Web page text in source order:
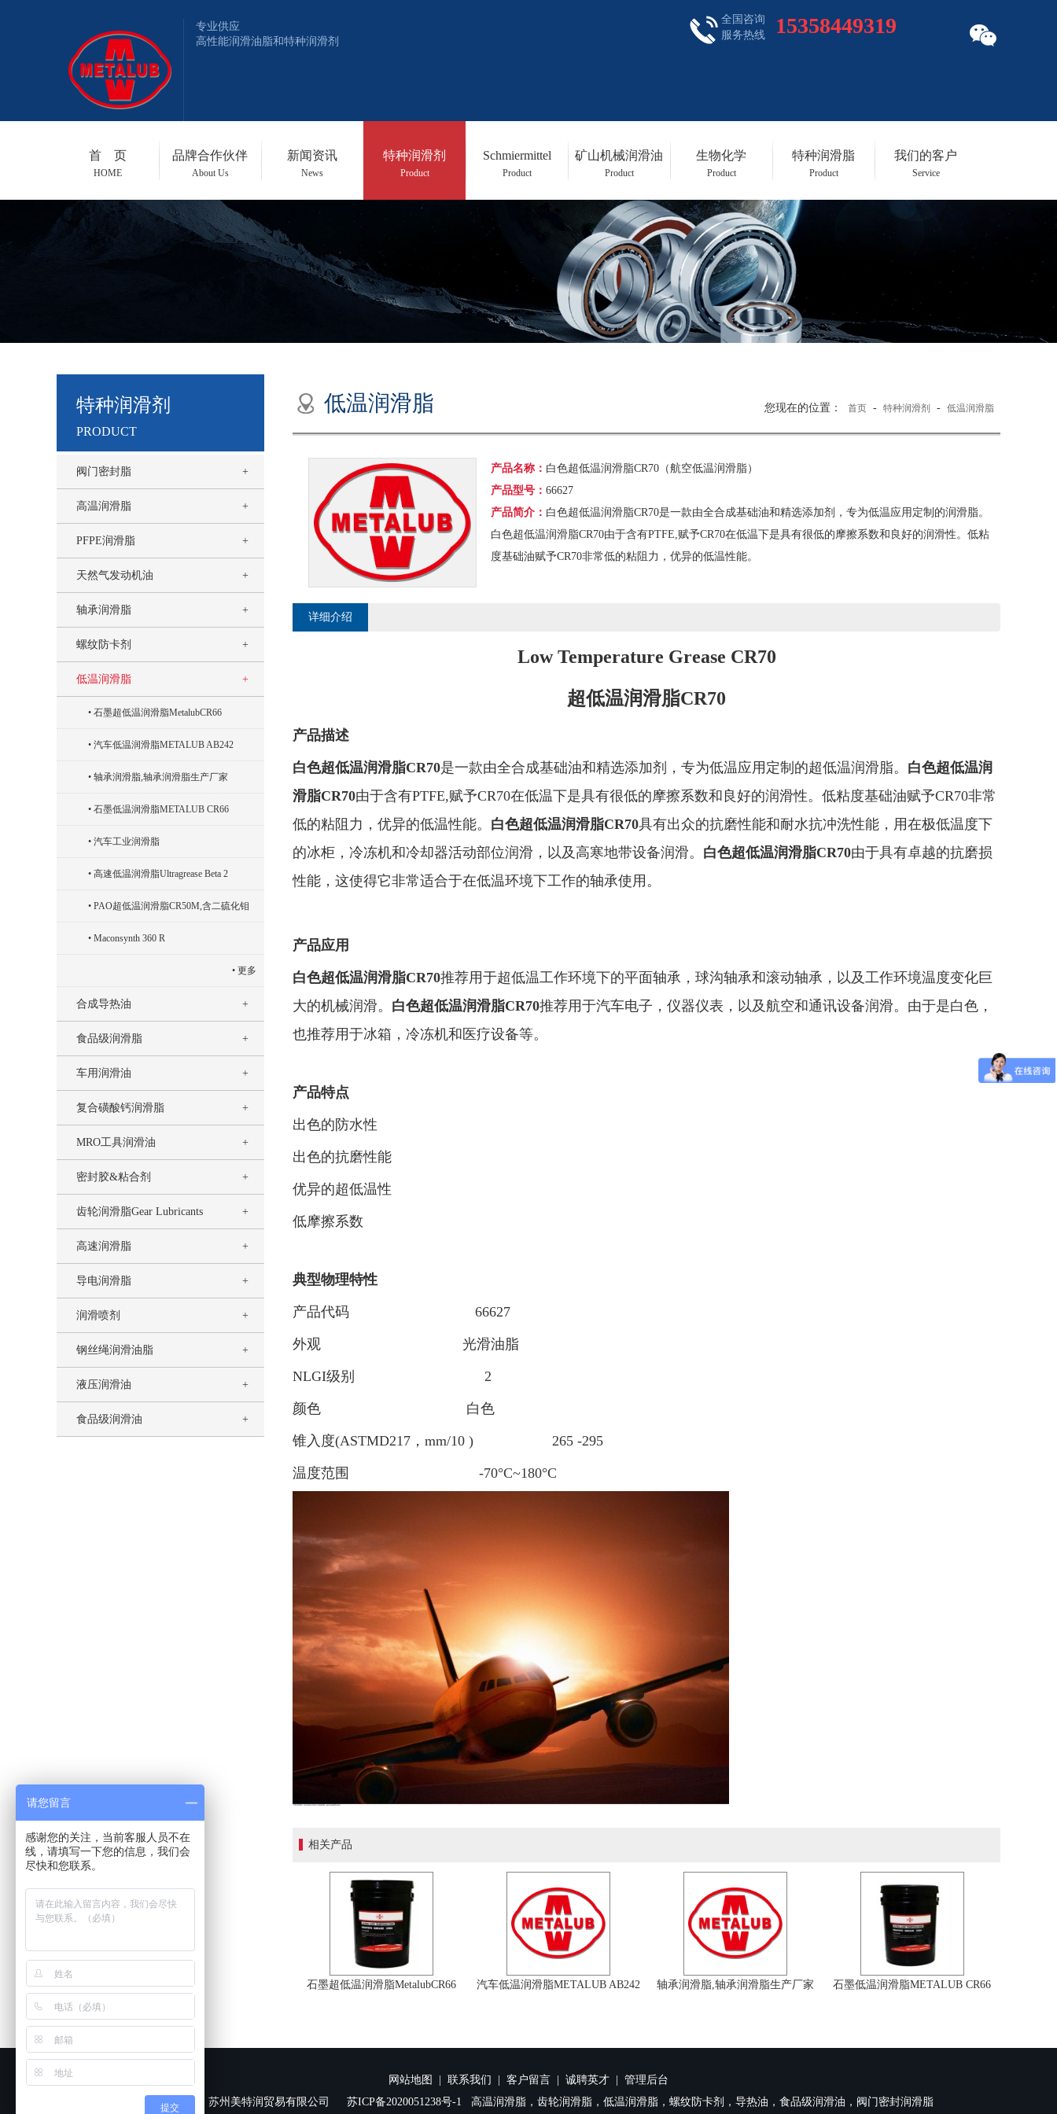
全国咨询
服务热线
15358449319
专业供应
高性能润滑油脂和特种润滑剂
首 页
HOME
品牌合作伙伴
About Us
新闻资讯
News
特种润滑剂
Product
Schmiermittel
Product
矿山机械润滑油
Product
生物化学
Product
特种润滑脂
Product
我们的客户
Service
特种润滑剂
PRODUCT
阀门密封脂
高温润滑脂
PFPE润滑脂
天然气发动机油
轴承润滑脂
螺纹防卡剂
低温润滑脂
‍石墨超低温润滑脂MetalubCR66
汽车低温润滑脂METALUB AB242
轴承润滑脂,轴承润滑脂生产厂家
石墨低温润滑脂METALUB CR66
汽车工业润滑脂
高速低温润滑脂Ultragrease Beta 2
PAO超低温润滑脂CR50M,含二硫化钼
Maconsynth 360 R
更多
合成导热油
食品级润滑脂
车用润滑油
复合磺酸钙润滑脂
MRO工具润滑油
密封胶&粘合剂
齿轮润滑脂Gear Lubricants
高速润滑脂
导电润滑脂
润滑喷剂
钢丝绳润滑油脂
液压润滑油
食品级润滑油
您现在的位置： 首页 - 特种润滑剂 - 低温润滑脂
低温润滑脂
产品名称： 白色超低温润滑脂CR70（航空低温润滑脂）
产品型号： 66627
产品简介： 白色超低温润滑脂CR70是一款由全合成基础油和精选添加剂，专为低温应用定制的润滑脂。
白色超低温润滑脂CR70由于含有PTFE,赋予CR70在低温下是具有很低的摩擦系数和良好的润滑性。低粘
度基础油赋予CR70非常低的粘阻力，优异的低温性能。
详细介绍
Low Temperature Grease CR70
超低温润滑脂CR70
产品描述
白色超低温润滑脂CR70是一款由全合成基础油和精选添加剂，专为低温应用定制的超低温润滑脂。 白色超低温润
滑脂CR70由于含有PTFE,赋予CR70在低温下是具有很低的摩擦系数和良好的润滑性。低粘度基础油赋予CR70非常
低的粘阻力，优异的低温性能。 白色超低温润滑脂CR70具有出众的抗磨性能和耐水抗冲洗性能，用在极低温度下
的冰柜，冷冻机和冷却器活动部位润滑，以及高寒地带设备润滑。 白色超低温润滑脂CR70由于具有卓越的抗磨损
性能，这使得它非常适合于在低温环境下工作的轴承使用。
产品应用
白色超低温润滑脂CR70推荐用于超低温工作环境下的平面轴承，球沟轴承和滚动轴承，以及工作环境温度变化巨
大的机械润滑。 白色超低温润滑脂CR70推荐用于汽车电子，仪器仪表，以及航空和通讯设备润滑。由于是白色，
也推荐用于冰箱，冷冻机和医疗设备等。
产品特点
出色的防水性
出色的抗磨性能
优异的超低温性
低摩擦系数
典型物理特性
产品代码 66627
外观 光滑油脂
NLGI级别 2
颜色 白色
锥入度(ASTMD217，mm/10 ) 265 -295
温度范围 -70°C~180°C
相关产品
‍石墨超低温润滑脂MetalubCR66 汽车低温润滑脂METALUB AB242 轴承润滑脂,轴承润滑脂生产厂家 石墨低温润滑脂METALUB CR66
网站地图 联系我们 客户留言 诚聘英才
管理后台
Copyright 2020 © 苏州美特润贸易有限公司
苏ICP备2020051238号-1 高温润滑脂，齿轮润滑脂，低温润滑脂，螺纹防卡剂，导热油，食品级润滑油，阀门密封润滑脂
请您留言
感谢您的关注，当前客服人员不在
线，请填写一下您的信息，我们会
尽快和您联系。
提交